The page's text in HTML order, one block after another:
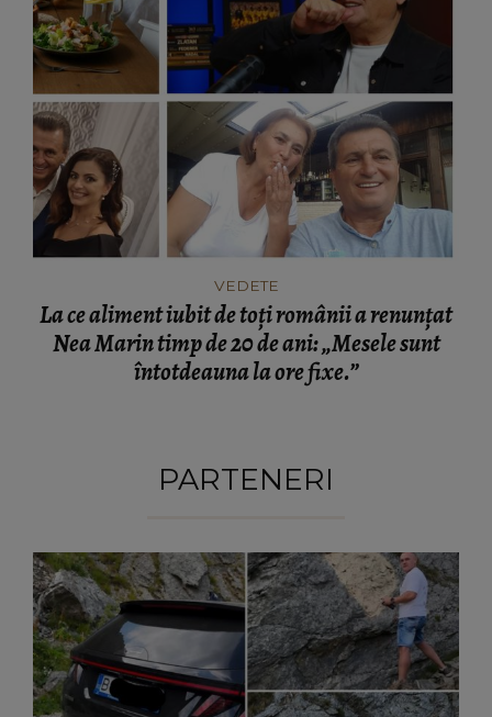
VEDETE
La ce aliment iubit de toți românii a renunțat
Nea Marin timp de 20 de ani: „Mesele sunt
întotdeauna la ore fixe.”
PARTENERI